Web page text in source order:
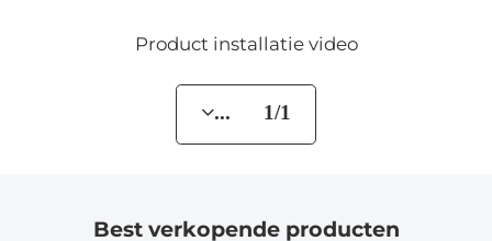
Product installatie video
... 1/1
Best verkopende producten